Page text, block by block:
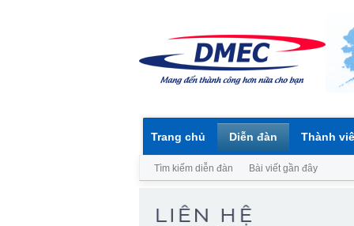
Trang chủ Diễn đàn
Tìm kiếm diễn đàn Bài viết gần đây
Thành